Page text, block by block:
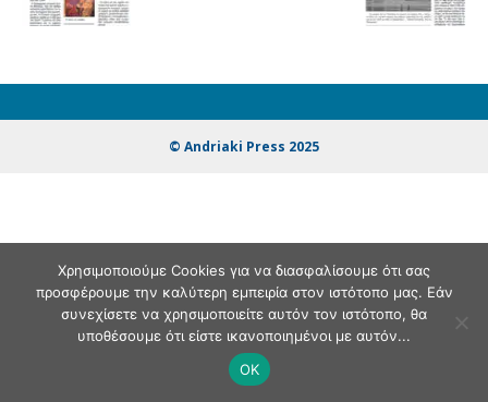
© Andriaki Press 2025
Χρησιμοποιούμε Cookies για να διασφαλίσουμε ότι σας
προσφέρουμε την καλύτερη εμπειρία στον ιστότοπο μας. Εάν
συνεχίσετε να χρησιμοποιείτε αυτόν τον ιστότοπο, θα
υποθέσουμε ότι είστε ικανοποιημένοι με αυτόν...
OK